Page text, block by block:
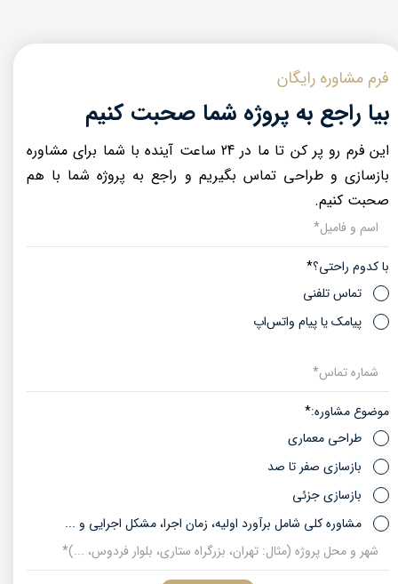
این فرم رو پر کن تا ما در 24 ساعت آینده با شما برای مشاوره
بازسازی و طراحی تماس بگیریم و راجع به پروژه شما با هم
صحبت کنیم.​​​​​​​​​​​​​​
فرم مشاوره رایگان
بیا راجع به پروژه شما صحبت کنیم
موضوع مشاوره:
طراحی معماری
بازسازی صفر تا صد
بازسازی جزئی
مشاوره کلی شامل برآورد اولیه، زمان اجرا، مشکل اجرایی و ...
با کدوم راحتی؟
تماس تلفنی
پیامک یا پیام واتس‌اپ